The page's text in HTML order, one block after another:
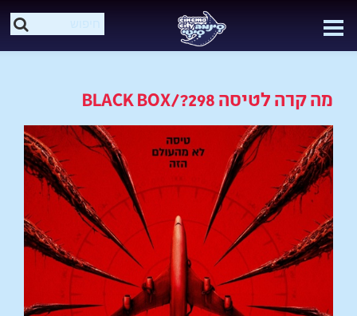
מה קרה לטיסה 298?/BLACK BOX